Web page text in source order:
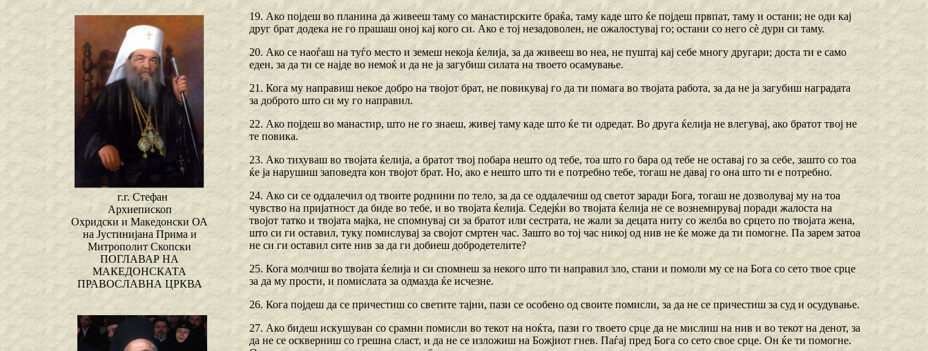
г.г. Стефан
Архиепископ
Охридски и Македонски ОА
на Јустинијана Прима и
Митрополит Скопски
ПОГЛАВАР НА
МАКЕДОНСКАТА
ПРАВОСЛАВНА ЦРКВА
19. Ако појдеш во планина да живееш таму со манастирските браќа, таму каде што ќе појдеш првпат, таму и остани; не оди кај
друг брат додека не го прашаш оној кај кого си. Ако е тој незадоволен, не ожалостувај го; остани со него сѐ дури си таму.
20. Ако се наоѓаш на туѓо место и земеш некоја ќелија, за да живееш во неа, не пуштај кај себе многу другари; доста ти е само
еден, за да ти се најде во немоќ и да не ја загубиш силата на твоето осамување.
21. Кога му направиш некое добро на твојот брат, не повикувај го да ти помага во твојата работа, за да не ја загубиш наградата
за доброто што си му го направил.
22. Ако појдеш во манастир, што не го знаеш, живеј таму каде што ќе ти одредат. Во друга ќелија не влегувај, ако братот твој не
те повика.
23. Ако тихуваш во твојата ќелија, а братот твој побара нешто од тебе, тоа што го бара од тебе не оставај го за себе, зашто со тоа
ќе ја нарушиш заповедта кон твојот брат. Но, ако е нешто што ти е потребно тебе, тогаш не давај го она што ти е потребно.
24. Ако си се оддалечил од твоите роднини пo тело, за да се оддалечиш од светот заради Бога, тогаш не дозволувај му на тоа
чувство на пријатност да биде во тебе, и во твојата ќелија. Седејќи во твојата ќелија не се вознемирувај поради жалоста на
твојот татко и твојата мајка, не спомнувај си за братот или сестрата, не жали за децата ниту со желба во срцето пo твојата жена,
што си ги оставил, туку помислувај за својот смртен час. Зашто во тој час никој од нив не ќе може да ти помогне. Па зарем затоа
не си ги оставил сите нив за да ги добиеш добродетелите?
25. Кога молчиш во твојата ќелија и си спомнеш за некого што ти направил зло, стани и помоли му се на Бога со сето твое срце
за да му прости, и помислата за одмазда ќе исчезне.
26. Кога појдеш да се причестиш со светите тајни, пази се особено од своите помисли, за да не се причестиш за суд и осудување.
27. Ако бидеш искушуван со срамни помисли во текот на ноќта, пази го твоето срце да не мислиш на нив и во текот на денот, за
да не се оскверниш со грешна сласт, и да не се изложиш на Божјиот гнев. Паѓај пред Бога со сето свое срце. Он ќе ти помогне.